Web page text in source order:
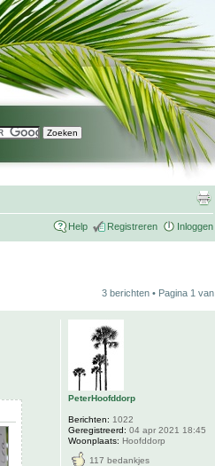
Help Registreren Inloggen
3 berichten • Pagina 1 van
PeterHoofddorp
Berichten: 1022
Geregistreerd: 04 apr 2021 18:45
Woonplaats: Hoofddorp
117 bedankjes